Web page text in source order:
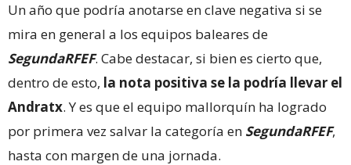
Un año que podría anotarse en clave negativa si se
mira en general a los equipos baleares de
SegundaRFEF. Cabe destacar, si bien es cierto que,
dentro de esto, la nota positiva se la podría llevar el
Andratx. Y es que el equipo mallorquín ha logrado
por primera vez salvar la categoría en SegundaRFEF,
hasta con margen de una jornada.